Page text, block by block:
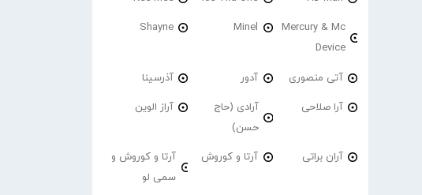
Mercury & Mc
Device
Minel
Shayne
آتی منصوری آدور آذرسینا
آرا صلاحی
آرادی (حاج
حسن)
آراز الوین
آران براتی آرتا و کوروش
آرتا و کوروش و
سمی لو